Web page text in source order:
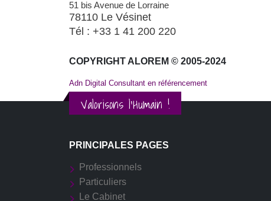
51 bis Avenue de Lorraine
78110 Le Vésinet
Tél : +33 1 41 200 220
COPYRIGHT ALOREM © 2005-2024
Adn Digital Consultant en référencement
Valorisons l'Humain !
PRINCIPALES PAGES
Professionnels
Particuliers
Le Cabinet